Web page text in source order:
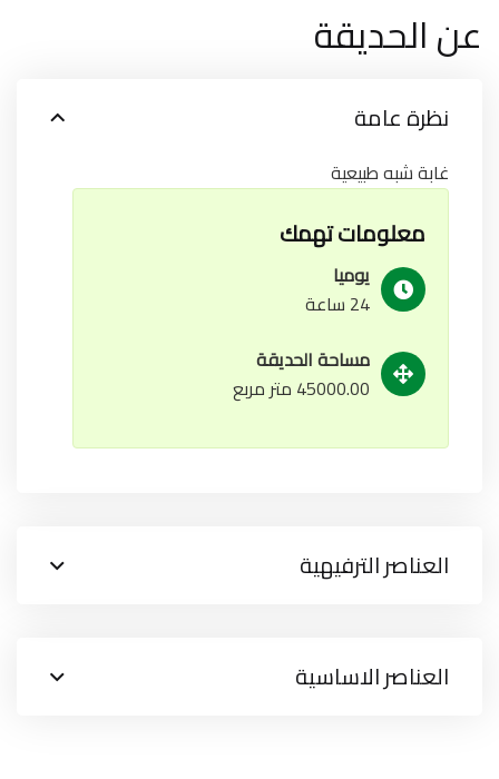
عن الحديقة
نظرة عامة
غابة شبه طبيعية
معلومات تهمك
يوميا
24 ساعة
مساحة الحديقة
45000.00 متر مربع
العناصر الترفيهية
العناصر الاساسية